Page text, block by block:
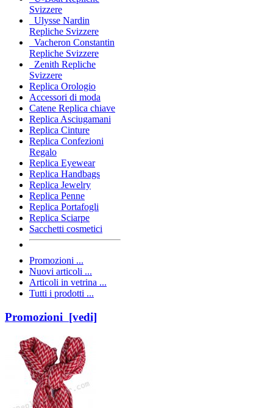
Svizzere
Ulysse Nardin
Repliche Svizzere
Vacheron Constantin
Repliche Svizzere
Zenith Repliche
Svizzere
Replica Orologio
Accessori di moda
Catene Replica chiave
Replica Asciugamani
Replica Cinture
Replica Confezioni
Regalo
Replica Eyewear
Replica Handbags
Replica Jewelry
Replica Penne
Replica Portafogli
Replica Sciarpe
Sacchetti cosmetici
Promozioni ...
Nuovi articoli ...
Articoli in vetrina ...
Tutti i prodotti ...
Promozioni [vedi]